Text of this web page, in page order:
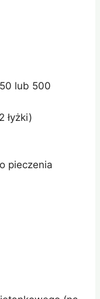
lub 500
łyżki)
pieczenia